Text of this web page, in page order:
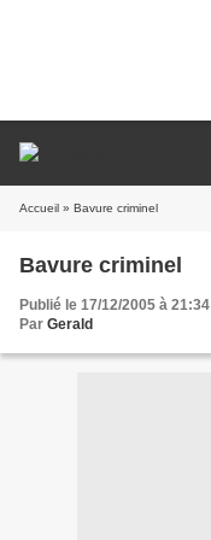
Accueil » Bavure criminel
Bavure criminel
Publié le 17/12/2005 à 21:34
Par Gerald